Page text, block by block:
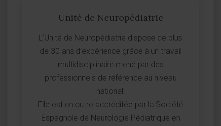
Unité de Neuropédiatrie
L’Unité de Neuropédiatrie dispose de plus
de 30 ans d’expérience grâce à un travail
multidisciplinaire mené par des
professionnels de référence au niveau
national.
Elle est en outre accréditée par la Société
Espagnole de Neurologie Pédiatrique en